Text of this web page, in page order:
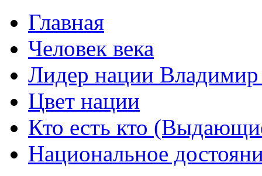
Главная
Человек века
Лидер нации
Цвет нации
Кто есть кто
Национальное